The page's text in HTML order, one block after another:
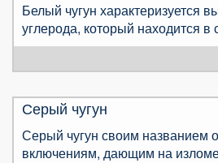
Белый чугун характеризуется
углерода, который находится в
Серый чугун
Серый чугун своим названием
включениям, дающим на